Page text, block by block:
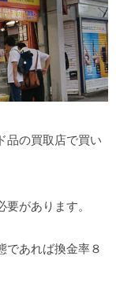
品の買取店で買い
要があります。
であれば換金率８